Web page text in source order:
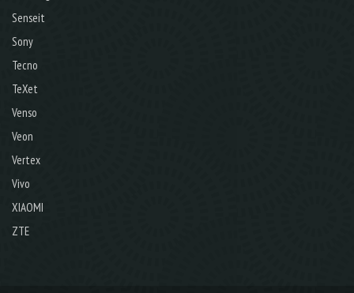
Senseit
Sony
Tecno
TeXet
Venso
Veon
Vertex
Vivo
XIAOMI
ZTE